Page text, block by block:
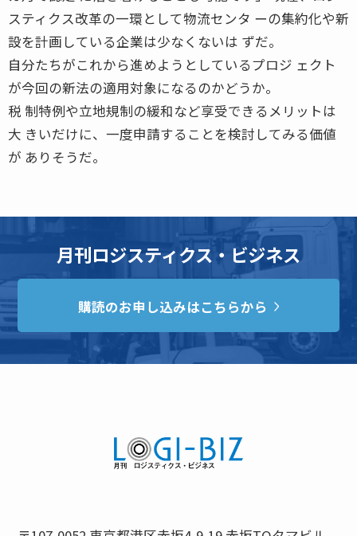
スティクス改革の一環として物流センタ ーの集約化や新
設を計画している企業は少なくないは ずだ。
自分たちがこれから進めようとしているプロジ ェクト
が今回の新法の適用対象になるのかどうか。
税 制特例や立地規制の緩和など享受できるメリットは
大 きいだけに、一度申請することを検討してみる価値
が ありそうだ。
月刊ロジスティクス・ビジネス
購読のお申し込みはこちらから